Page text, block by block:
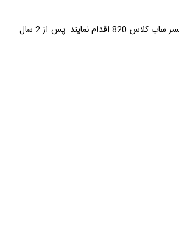
متقاضیانی که داخل استرالیا زندگی میکنند و همسر و یا پارتنر آنها شهروند استرالیا یا نیوزیلند بوده و یا دارای اقامت دائم استرالیا می باشند می توانند جهت دریافت ویزای موقت 2 ساله همسر ساب کلاس 820 اقدام نمایند. پس از 2 سال